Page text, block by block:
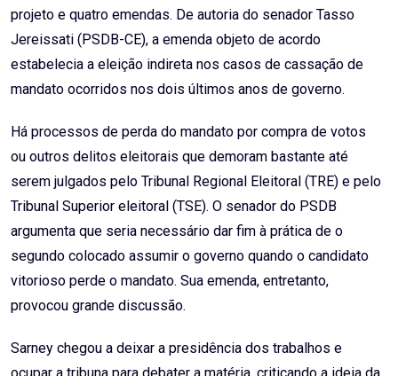
projeto e quatro emendas. De autoria do senador Tasso
Jereissati (PSDB-CE), a emenda objeto de acordo
estabelecia a eleição indireta nos casos de cassação de
mandato ocorridos nos dois últimos anos de governo.
Há processos de perda do mandato por compra de votos
ou outros delitos eleitorais que demoram bastante até
serem julgados pelo Tribunal Regional Eleitoral (TRE) e pelo
Tribunal Superior eleitoral (TSE). O senador do PSDB
argumenta que seria necessário dar fim à prática de o
segundo colocado assumir o governo quando o candidato
vitorioso perde o mandato. Sua emenda, entretanto,
provocou grande discussão.
Sarney chegou a deixar a presidência dos trabalhos e